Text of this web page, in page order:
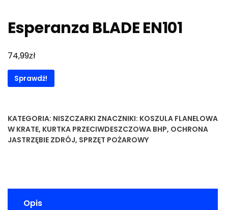
Esperanza BLADE EN101
74,99zł
Sprawdź!
KATEGORIA: NISZCZARKI ZNACZNIKI: KOSZULA FLANELOWA
W KRATE, KURTKA PRZECIWDESZCZOWA BHP, OCHRONA
JASTRZĘBIE ZDRÓJ, SPRZĘT POŻAROWY
Opis